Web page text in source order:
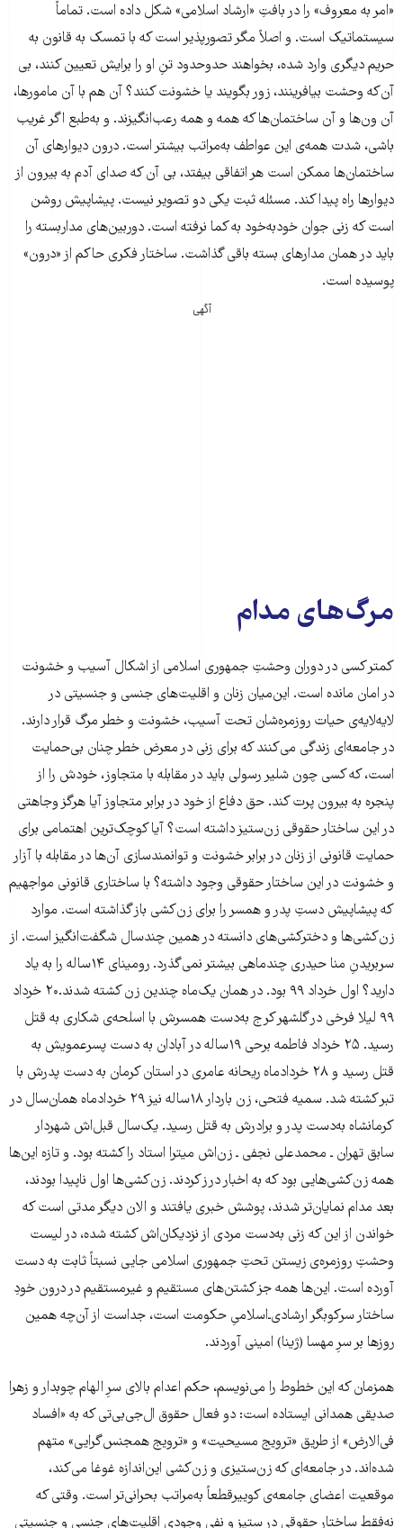
«امر به معروف» را در بافتِ «ارشاد اسلامی» شکل داده است. تماماً
سیستماتیک است. و اصلاً مگر تصورپذیر است که با تمسک به قانون به
حریم دیگری وارد شده، بخواهند حدوحدود تنِ او را برایش تعیین کنند، بی
آن‌که وحشت بیافرینند، زور بگویند یا خشونت کنند؟ آن هم با آن مامورها،
آن ون‌ها و آن ساختمان‌ها که همه و همه رعب‌انگیزند. و به‌طبع اگر غریب
باشی، شدت همه‌ی این عواطف به‌مراتب بیشتر است. درون دیوارهای آن
ساختمان‌ها ممکن است هر اتفاقی بیفتد، بی آن که صدای آدم به بیرون از
دیوارها راه پیدا کند. مسئله ثبت یکی دو تصویر نیست. پیشاپیش روشن
است که زنی جوان خود‌به‌خود به کما نرفته است. دوربین‌های مداربسته‌ را
باید در همان مدارهای بسته‌ باقی گذاشت. ساختار فکری حاکم از «درون»
پوسیده است.
آگهی
مرگ‌های مدام
کمتر کسی در دوران وحشتِ جمهوری اسلامی از اشکال آسیب و خشونت
در امان مانده است. این‌میان زنان و اقلیت‌های جنسی و جنسیتی در
لایه‌لایه‌ی حیات روزمره‌شان تحت آسیب، خشونت و خطر مرگ قرار دارند.
در جامعه‌ای زندگی می‌کنند که برای زنی در معرض خطر چنان بی‌حمایت
است، که کسی چون شلیر رسولی باید در مقابله با متجاوز، خودش را از
پنجره به بیرون پرت کند. حق دفاع از خود در برابر متجاوز آیا هرگز وجاهتی
در این ساختار حقوقی زن‌ستیز داشته است؟ آیا کوچک‌ترین اهتمامی برای
حمایت قانونی از زنان در برابر خشونت و توانمندسازی آن‌ها در مقابله با آزار
و خشونت در این ساختار حقوقی وجود داشته؟ با ساختاری قانونی مواجهیم
که پیشاپیش دستِ پدر و همسر را برای زن‌کشی باز گذاشته است. موارد
زن‌کشی‌ها و دخترکشی‌های دانسته در همین چندسال شگفت‌انگیز است. از
سربریدنِ منا حیدری چندماهی بیشتر نمی‌گذرد. رومینای ۱۴ساله را به یاد
دارید؟ اول خرداد ۹۹ بود. در همان یک‌ماه چندین زن کشته شدند.۲۰ خرداد
۹۹ لیلا فرخی در گلشهر کرج به‌دست همسرش با اسلحه‌ی شکاری به قتل
رسید. ۲۵ خرداد فاطمه برحی ۱۹ساله در آبادان به دست پسرعمویش به
قتل رسید و ۲۸ خردادماه ریحانه عامری در استان کرمان به دست پدرش با
تبر کشته شد. سمیه فتحی، زن باردار ۱۸ساله نیز ۲۹ خردادماه همان‌سال در
کرمانشاه به‌دست پدر و برادرش به قتل رسید. یک‌سال قبل‌اش شهردار
سابق تهران ـ محمدعلی نجفی ـ زن‌اش میترا استاد را کشته بود. و تازه این‌ها
همه زن‌کشی‌هایی بود که به اخبار درز کردند. زن‌کشی‌ها اول ناپیدا بودند،
بعد مدام نمایان‌تر شدند، پوشش خبری یافتند و الان دیگر مدتی است که
خواندن از این که زنی به‌دست مردی از نزدیکان‌اش کشته شده، در لیست
وحشتِ روزمره‌ی زیستن تحتِ جمهوری اسلامی جایی نسبتاً ثابت به دست
آورده است. این‌ها همه جز کشتن‌های مستقیم و غیرمستقیم در درون خودِ
ساختار سرکوبگر ارشادی‌‌ـ‌اسلامیِ حکومت است، جداست از آن‌چه همین
روزها بر سرِ مهسا (ژینا) امینی آوردند.
همزمان که این خطوط را می‌نویسم، حکم اعدام بالای سرِ الهام چوبدار و زهرا
صدیقی همدانی ایستاده است: دو فعال حقوق ال‌جی‌بی‌تی‌ که به «افساد
فی‌الارض» از طریق «ترویج مسیحیت» و «ترویج همجنس‌گرایی» متهم
شده‌اند. در جامعه‌ای که زن‌ستیزی و زن‌کشی این‌اندازه غوغا می‌کند،
موقعیت اعضای جامعه‌ی کوییرقطعاً به‌مراتب بحرانی‌تر است. وقتی که
نه‌فقط ساختار حقوقی‌ در ستیز و نفی وجودی اقلیت‌های جنسی و جنسیتی